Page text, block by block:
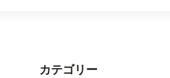
ナビゲーションメニュー
カテゴリー